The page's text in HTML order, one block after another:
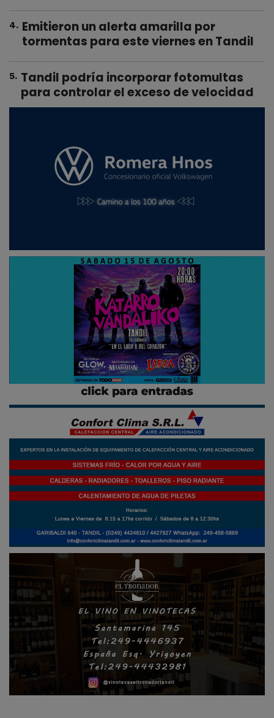
4. Emitieron un alerta amarilla por
tormentas para este viernes en Tandil
5. Tandil podría incorporar fotomultas
para controlar el exceso de velocidad